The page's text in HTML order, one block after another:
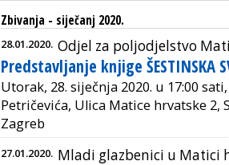
Zbivanja - siječanj 2020.
28.01.2020. Odjel za poljodjelstvo
Predstavljanje knjige ŠESTINSKA
Utorak, 28. siječnja 2020. u 17:00
Petričevića, Ulica Matice hrvatske 2,
Zagreb
27.01.2020. Mladi glazbenici u Matici